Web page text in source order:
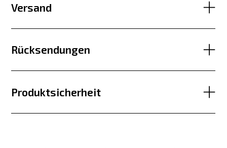
Versand
Rücksendungen
Produktsicherheit